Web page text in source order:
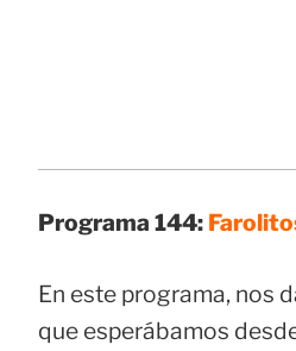
Programa 144:
En este programa, nos
que esperábamos